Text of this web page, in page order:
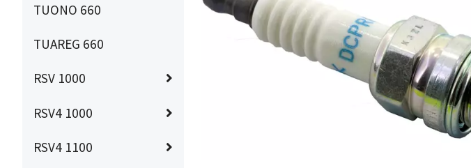
TUONO 660
TUAREG 660
RSV 1000
RSV4 1000
RSV4 1100